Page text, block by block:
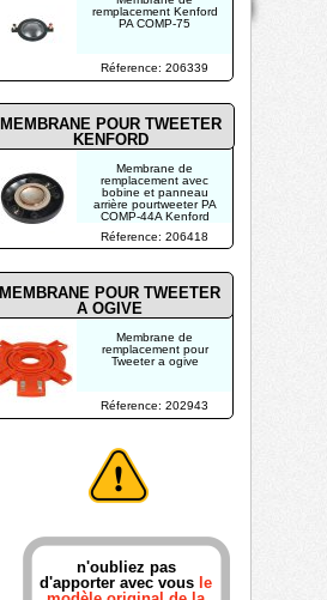
Mis à jour le
08/08/2026
Créé par
TECHTRONIK
Réference: 206418
Réference: 206339
Réference: 202943
Membrane de
remplacement avec
bobine et panneau
arrière pourtweeter PA
COMP-44A Kenford
remplacement Kenford
PA COMP-75
Membrane de
remplacement pour
Tweeter a ogive
MEMBRANE POUR TWEETER
KENFORD
MEMBRANE POUR TWEETER
A OGIVE
n'oubliez pas
d'apporter avec vous le